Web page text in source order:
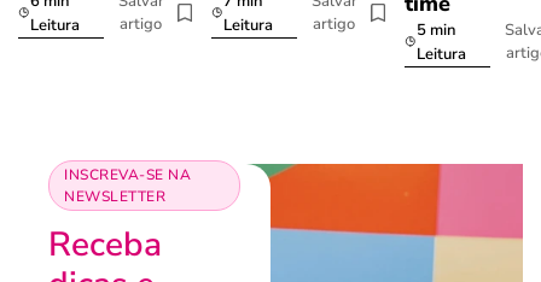
Leitura
artigo
Leitura
artigo
5 min
Leitura
INSCREVA-SE NA
NEWSLETTER
Receba